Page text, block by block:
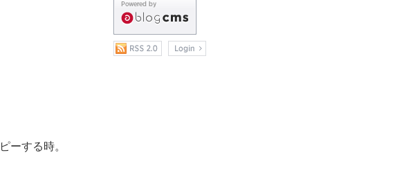
ーする時。